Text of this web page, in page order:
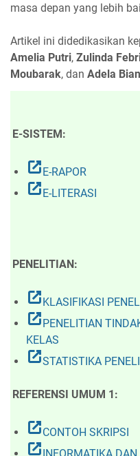
masa depan yang lebih
Artikel ini didedikasikan
Amelia Putri, Zulinda
Moubarak, dan Adela
E-SISTEM:
open_in_new E-RAPOR
open_in_new E-LITERASI
PENELITIAN:
open_in_new KLASIFIKASI
open_in_new PENELITIAN
KELAS
open_in_newSTATISTIKA
REFERENSI UMUM 1:
open_in_newCONTOH SKRIPSI
open_in_new